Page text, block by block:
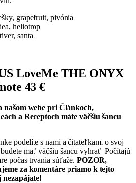
grapefruit, pivónia
heliotrop
santal
LoveMe THE ONYX
43 €
našom webe pri Článkoch,
a Receptoch máte väčšiu šancu
podelíte s nami a čitateľkami o svoj
mať väčšiu šancu vyhrať. Počítajú
počas trvania súťaže. POZOR,
za komentáre priamo k tejto
nezapájate!